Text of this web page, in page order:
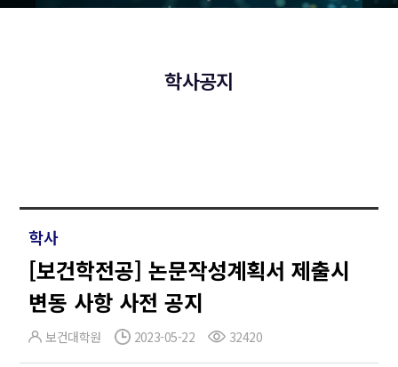
학사공지
학사
[보건학전공] 논문작성계획서 제출시
변동 사항 사전 공지
보건대학원 2023-05-22 32420